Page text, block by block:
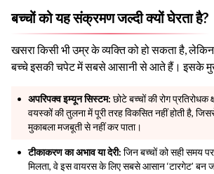
बच्चों को यह संक्रमण जल्दी क्यों घेरता है?
खसरा किसी भी उम्र के व्यक्ति को हो सकता है,
बच्चे इसकी चपेट में सबसे आसानी से आते हैं। इसके
अपरिपक्व इम्यून सिस्टम: छोटे बच्चों की रोग
वयस्कों की तुलना में पूरी तरह विकसित नहीं होती है,
मुकाबला मजबूती से नहीं कर पाता।
टीकाकरण का अभाव या देरी: जिन बच्चों को सही समय
मिलता, वे इस वायरस के लिए सबसे आसान ‘टारगेट’ बन